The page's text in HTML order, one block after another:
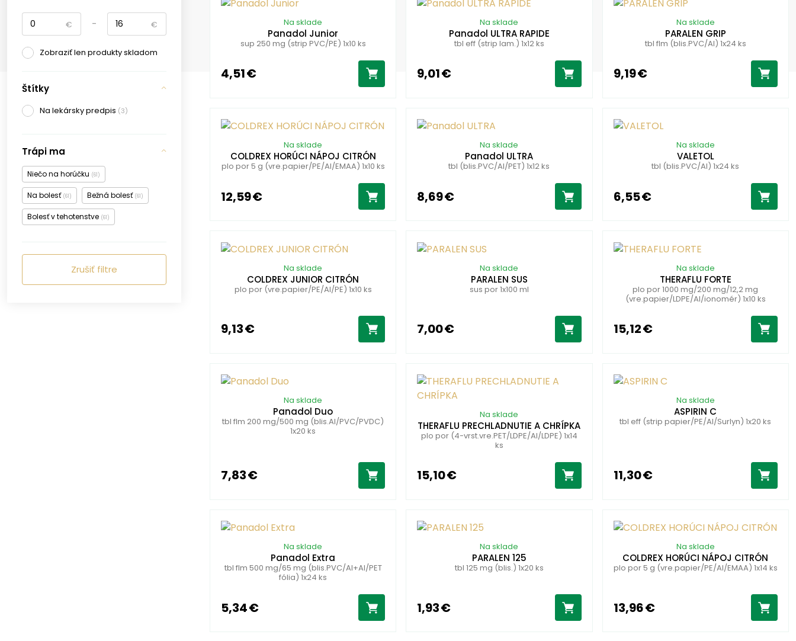
€ - €
Zobraziť len produkty skladom
Štítky
Na lekársky predpis (3)
Trápi ma
Niečo na horúčku (61)
Na bolesť (61) Bežná bolesť (61)
Bolesť v tehotenstve (61)
Zrušiť filtre
Na sklade
Panadol Junior
sup 250 mg (strip PVC/PE) 1x10 ks
4,51 €
Na sklade
Panadol ULTRA RAPIDE
tbl eff (strip lam.) 1x12 ks
9,01 €
Na sklade
PARALEN GRIP
tbl flm (blis.PVC/Al) 1x24 ks
9,19 €
Na sklade
COLDREX HORÚCI NÁPOJ CITRÓN
plo por 5 g (vre.papier/PE/Al/EMAA) 1x10 ks
12,59 €
Na sklade
Panadol ULTRA
tbl (blis.PVC/Al/PET) 1x12 ks
8,69 €
Na sklade
VALETOL
tbl (blis.PVC/Al) 1x24 ks
6,55 €
Na sklade
COLDREX JUNIOR CITRÓN
plo por (vre.papier/PE/Al/PE) 1x10 ks
9,13 €
Na sklade
PARALEN SUS
sus por 1x100 ml
7,00 €
Na sklade
THERAFLU FORTE
plo por 1000 mg/200 mg/12,2 mg
(vre.papier/LDPE/Al/ionomér) 1x10 ks
15,12 €
Na sklade
Panadol Duo
tbl flm 200 mg/500 mg (blis.Al/PVC/PVDC)
1x20 ks
7,83 €
Na sklade
THERAFLU PRECHLADNUTIE A CHRÍPKA
plo por (4-vrst.vre.PET/LDPE/Al/LDPE) 1x14
ks
15,10 €
Na sklade
ASPIRIN C
tbl eff (strip papier/PE/Al/Surlyn) 1x20 ks
11,30 €
Na sklade
Panadol Extra
tbl flm 500 mg/65 mg (blis.PVC/Al+Al/PET
fólia) 1x24 ks
5,34 €
Na sklade
PARALEN 125
tbl 125 mg (blis.) 1x20 ks
1,93 €
Na sklade
COLDREX HORÚCI NÁPOJ CITRÓN
plo por 5 g (vre.papier/PE/Al/EMAA) 1x14 ks
13,96 €